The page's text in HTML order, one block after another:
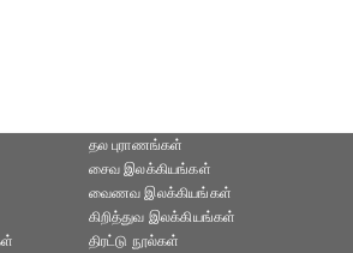
தல புராணங்கள்
சைவ இலக்கியங்கள்
வைணவ இலக்கியங்கள்
கிறித்துவ இலக்கியங்கள்
திரட்டு நூல்கள்